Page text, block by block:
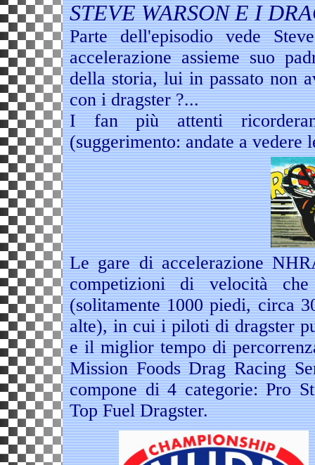
STEVE WARSON E I
Parte dell'episodio vede
accelerazione assieme suo
della storia, lui in passato non
con i dragster ?...
I fan più attenti
(suggerimento: andate a vedere
Le gare di accelerazione
competizioni di velocità
(solitamente 1000 piedi, circa
alte), in cui i piloti di dragster
e il miglior tempo di
Mission Foods Drag Racing
compone di 4 categorie:Pro
Top Fuel Dragster.